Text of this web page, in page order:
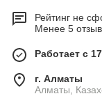
Рейтинг не
Менее 5
Работает с
г. Алматы
Алматы,